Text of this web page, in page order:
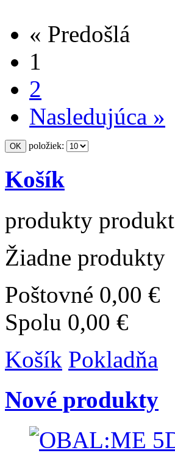
« Predošlá
1
2
Nasledujúca »
položiek:
Košík
produkty produkt
Žiadne produkty
Poštovné 0,00 €
Spolu 0,00 €
Košík Pokladňa
Nové produkty